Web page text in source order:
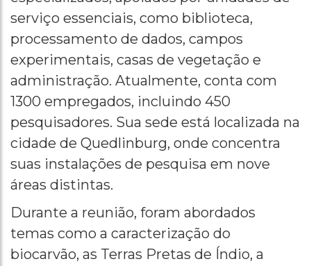
serviço essenciais, como biblioteca,
processamento de dados, campos
experimentais, casas de vegetação e
administração. Atualmente, conta com
1300 empregados, incluindo 450
pesquisadores. Sua sede está localizada na
cidade de Quedlinburg, onde concentra
suas instalações de pesquisa em nove
áreas distintas.
Durante a reunião, foram abordados
temas como a caracterização do
biocarvão, as Terras Pretas de Índio, a